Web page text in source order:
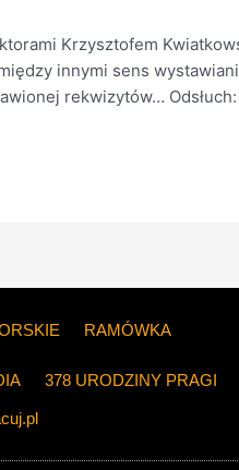
Krzysztofem
innymi sens
rekwizytów… Odsłuch:
RAMÓWKA
378 URODZINY PRAGI